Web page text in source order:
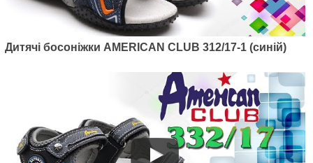
448/21-1 (сірий/синій)
670 грн.
Дитячі босоніжки AMERICAN CLUB 312/17-1 (синій)